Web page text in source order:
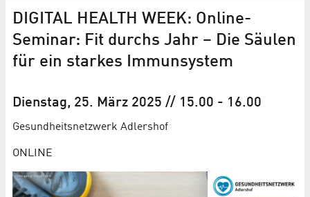
DIGITAL HEALTH WEEK: Online-
Seminar: Fit durchs Jahr – Die Säulen
für ein starkes Immunsystem
Dienstag, 25. März 2025 // 15.00 - 16.00
Gesundheits­netzwerk Adlershof
ONLINE